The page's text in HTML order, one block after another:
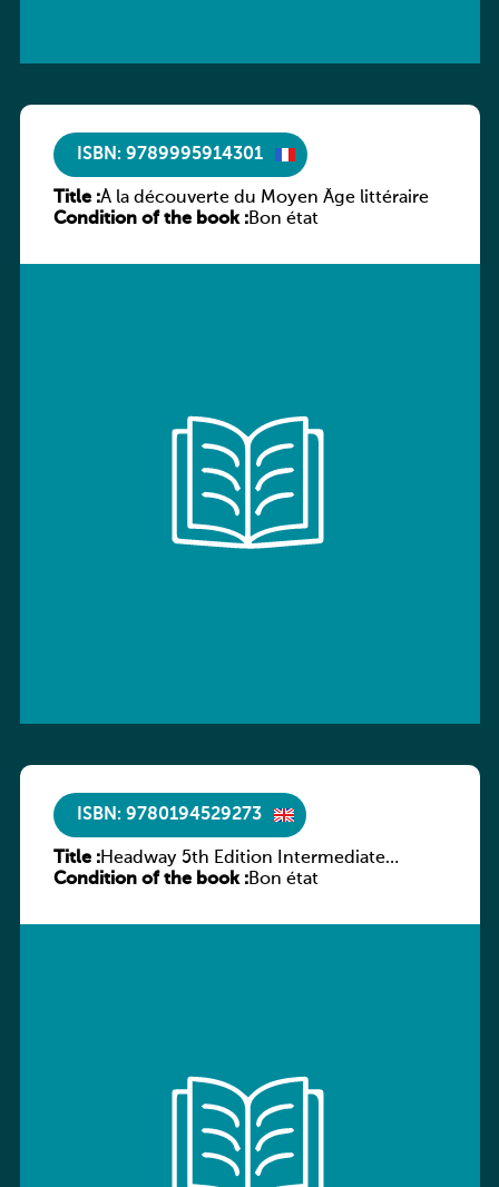
ISBN: 9789995914301
Title :À la découverte du Moyen Âge littéraire
Condition of the book :Bon état
ISBN: 9780194529273
Title :Headway 5th Edition Intermediate
Culture and Literature Companion
Condition of the book :Bon état